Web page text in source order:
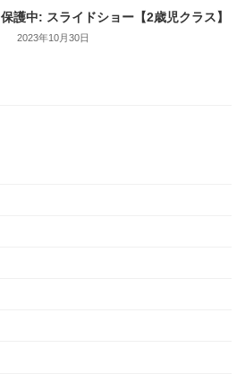
保護中: スライドショー【2歳児クラス】
2023年10月30日